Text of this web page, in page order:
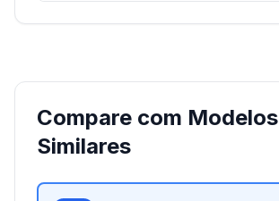
Compare com Modelos
Similares